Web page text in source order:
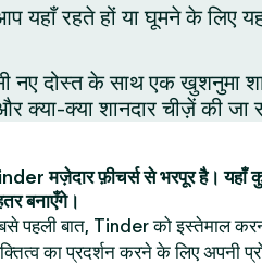
यहाँ रहते हों या घूमने के लिए
दोस्त के साथ एक खुशनुमा शाम
क्या-क्या शानदार चीज़ें की जा
मज़ेदार फ़ीचर्स से भरपूर है।
बनाएँगे।
पहली बात, Tinder को इस्तेमाल
का प्रदर्शन करने के लिए अपनी